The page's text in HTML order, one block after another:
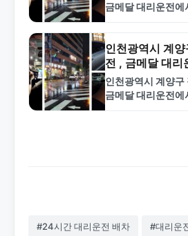
금메달 대리운전
1577-4774로 전
인천광역시 계
전 , 금메달 대리
문
인천광역시 계양
금메달 대리운전
#24시간 대리운전 배차 #대리운